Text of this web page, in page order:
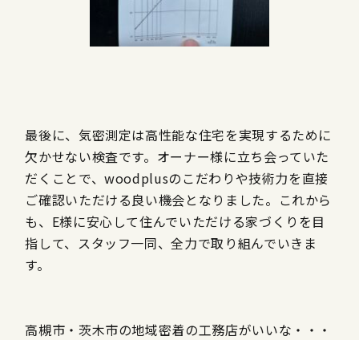
最後に、気密測定は高性能な住宅を実現するために
欠かせない検査です。オーナー様に立ち会っていた
だくことで、woodplusのこだわりや技術力を直接
ご確認いただける良い機会となりました。これから
も、E様に安心して住んでいただける家づくりを目
指して、スタッフ一同、全力で取り組んでいきま
す。
高槻市・茨木市の地域密着の工務店がいいな・・・